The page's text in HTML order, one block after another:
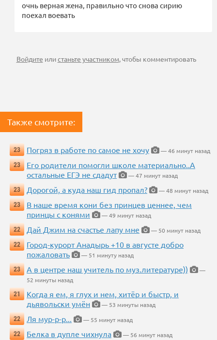
очнь верная жена, правильно что снова сирию
поехал воевать
Войдите илистаньте участником, чтобы комментировать
Также смотрите:
23 Погряз в работе по самое не хочу
— 46 минут назад
23
Его родители помогли школе материально..А
остальные ЕГЭ не сдадут
— 47 минут назад
23
Дорогой, а куда наш гид пропал?
— 48 минут назад
23
В наше время кони без принцев ценнее, чем
принцы с конями
— 49 минут назад
22
Дай Джим на счастье лапу мне
— 50 минут назад
22
Город-курорт Анадырь +10 в августе добро
пожаловать
— 51 минуту назад
23
А в центре наш учитель по муз.литературе))
—
52 минуты назад
21
Когда я ем, я глух и нем, хитёр и быстр, и
дьявольски умён
— 53 минуты назад
22
Ля мур-р-р...
— 55 минут назад
22
Белка в дупле чихнула — 56 минут назад